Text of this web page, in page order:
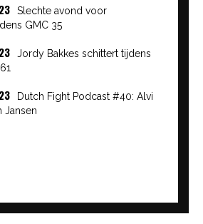
Slechte avond voor
GMC 35
Jordy Bakkes schittert tijdens
Dutch Fight Podcast #40: Alvi
Jansen